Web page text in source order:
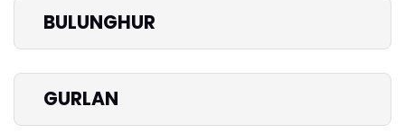
BULUNGHUR
GURLAN